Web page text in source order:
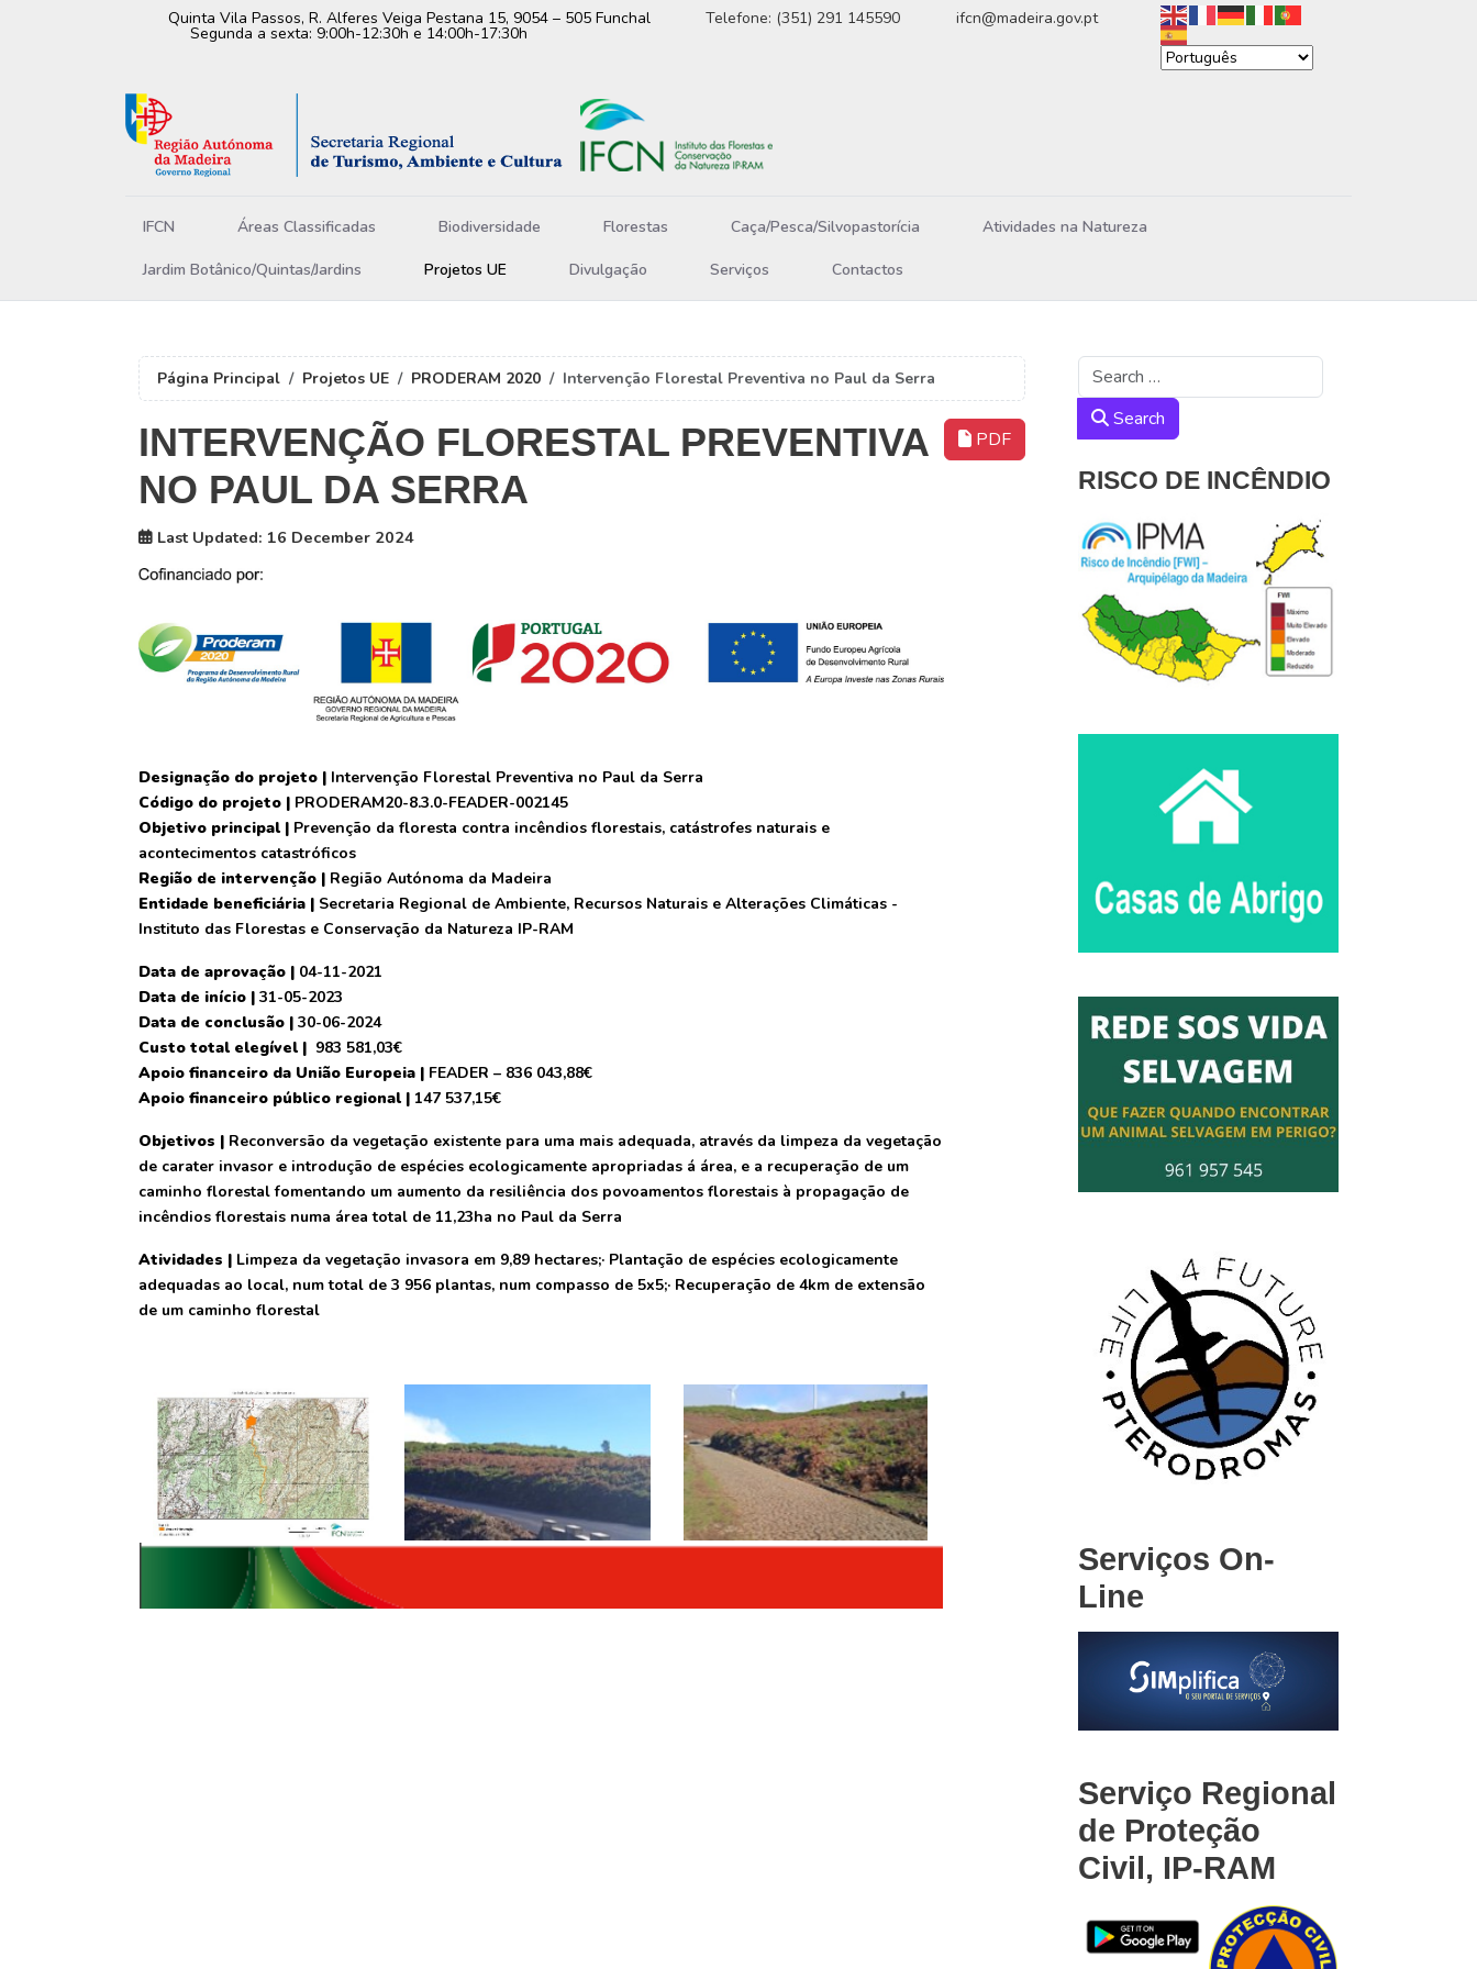
Quinta Vila Passos, R. Alferes Veiga Pestana 15, 9054 – 505 Funchal Telefone: (351) 291 145590 ifcn@madeira.gov.pt
Segunda a sexta: 9:00h-12:30h e 14:00h-17:30h
IFCN Áreas Classificadas Biodiversidade Florestas Caça/Pesca/Silvopastorícia Atividades na Natureza
Jardim Botânico/Quintas/Jardins Projetos UE Divulgação Serviços Contactos
Página Principal Projetos UE PRODERAM 2020 Intervenção Florestal Preventiva no Paul da Serra
PDF
INTERVENÇÃO FLORESTAL PREVENTIVA
NO PAUL DA SERRA
Last Updated: 16 December 2024
Designação do projeto | Intervenção Florestal Preventiva no Paul da Serra
Código do projeto | PRODERAM20-8.3.0-FEADER-002145
Objetivo principal | Prevenção da floresta contra incêndios florestais, catástrofes naturais e
acontecimentos catastróficos
Região de intervenção | Região Autónoma da Madeira
Entidade beneficiária | Secretaria Regional de Ambiente, Recursos Naturais e Alterações Climáticas -
Instituto das Florestas e Conservação da Natureza IP-RAM
Data de aprovação | 04-11-2021
Data de início | 31-05-2023
Data de conclusão | 30-06-2024
Custo total elegível | 983 581,03€
Apoio financeiro da União Europeia | FEADER – 836 043,88€
Apoio financeiro público regional | 147 537,15€
Objetivos | Reconversão da vegetação existente para uma mais adequada, através da limpeza da vegetação
de carater invasor e introdução de espécies ecologicamente apropriadas á área, e a recuperação de um
caminho florestal fomentando um aumento da resiliência dos povoamentos florestais à propagação de
incêndios florestais numa área total de 11,23ha no Paul da Serra
Atividades | Limpeza da vegetação invasora em 9,89 hectares;· Plantação de espécies ecologicamente
adequadas ao local, num total de 3 956 plantas, num compasso de 5x5;· Recuperação de 4km de extensão
de um caminho florestal
Search
Search
RISCO DE INCÊNDIO
Serviços On-
Line
Serviço Regional
de Proteção
Civil, IP-RAM